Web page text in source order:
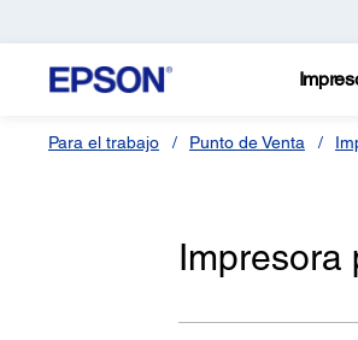
Para el trabajo Punto de Venta
Impresora